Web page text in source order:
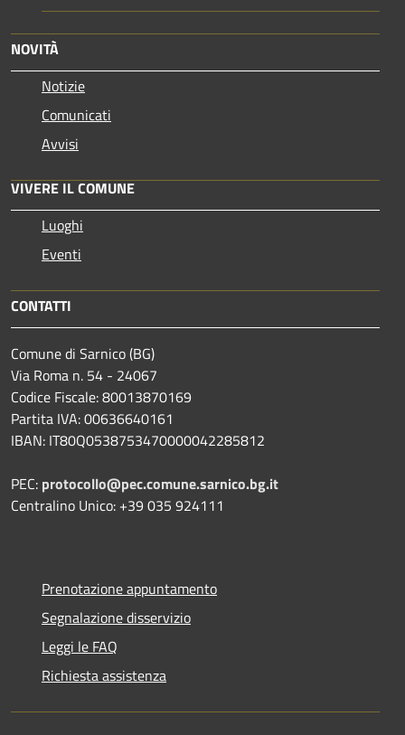
NOVITÀ
Notizie
Comunicati
Avvisi
VIVERE IL COMUNE
Luoghi
Eventi
CONTATTI
Comune di Sarnico (BG)
Via Roma n. 54 - 24067
Codice Fiscale: 80013870169
Partita IVA: 00636640161
IBAN: IT80Q0538753470000042285812
PEC: protocollo@pec.comune.sarnico.bg.it
Centralino Unico: +39 035 924111
Prenotazione appuntamento
Segnalazione disservizio
Leggi le FAQ
Richiesta assistenza